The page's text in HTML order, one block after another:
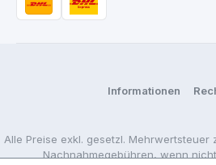
Informationen
Alle Preise exkl. gesetzl. Mehrwertsteuer
Nachnahmegebühren, wenn